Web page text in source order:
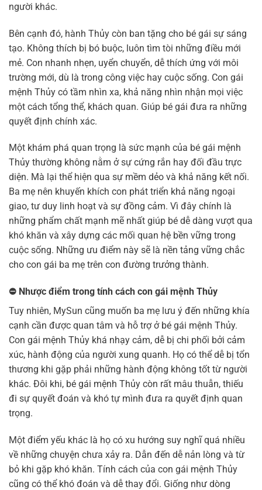
người khác.
Bên cạnh đó, hành Thủy còn ban tặng cho bé gái sự sáng
tạo. Không thích bị bó buộc, luôn tìm tòi những điều mới
mẻ. Con nhanh nhẹn, uyển chuyển, dễ thích ứng với môi
trường mới, dù là trong công việc hay cuộc sống. Con gái
mệnh Thủy có tầm nhìn xa, khả năng nhìn nhận mọi việc
một cách tổng thể, khách quan. Giúp bé gái đưa ra những
quyết định chính xác.
Một khám phá quan trọng là sức mạnh của bé gái mệnh
Thủy thường không nằm ở sự cứng rắn hay đối đầu trực
diện. Mà lại thể hiện qua sự mềm dẻo và khả năng kết nối.
Ba mẹ nên khuyến khích con phát triển khả năng ngoại
giao, tư duy linh hoạt và sự đồng cảm. Vì đây chính là
những phẩm chất mạnh mẽ nhất giúp bé dễ dàng vượt qua
khó khăn và xây dựng các mối quan hệ bền vững trong
cuộc sống. Những ưu điểm này sẽ là nền tảng vững chắc
cho con gái ba mẹ trên con đường trưởng thành.
⛔ Nhược điểm trong tính cách con gái mệnh Thủy
Tuy nhiên, MySun cũng muốn ba mẹ lưu ý đến những khía
cạnh cần được quan tâm và hỗ trợ ở bé gái mệnh Thủy.
Con gái mệnh Thủy khá nhạy cảm, dễ bị chi phối bởi cảm
xúc, hành động của người xung quanh. Họ có thể dễ bị tổn
thương khi gặp phải những hành động không tốt từ người
khác. Đôi khi, bé gái mệnh Thủy còn rất mâu thuẫn, thiếu
đi sự quyết đoán và khó tự mình đưa ra quyết định quan
trọng.
Một điểm yếu khác là họ có xu hướng suy nghĩ quá nhiều
về những chuyện chưa xảy ra. Dẫn đến dễ nản lòng và từ
bỏ khi gặp khó khăn. Tính cách của con gái mệnh Thủy
cũng có thể khó đoán và dễ thay đổi. Giống như dòng